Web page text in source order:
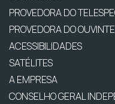
PROVEDORA DO
PROVEDORA DO OUVINTE
ACESSIBILIDADES
SATÉLITES
A EMPRESA
CONSELHO GERAL